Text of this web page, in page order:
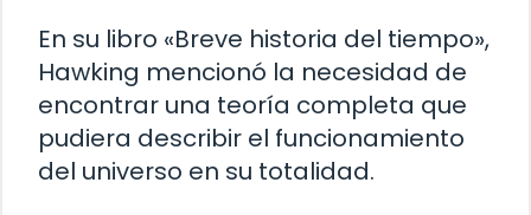
En su libro «Breve historia del tiempo»,
Hawking mencionó la necesidad de
encontrar una teoría completa que
pudiera describir el funcionamiento
del universo en su totalidad.